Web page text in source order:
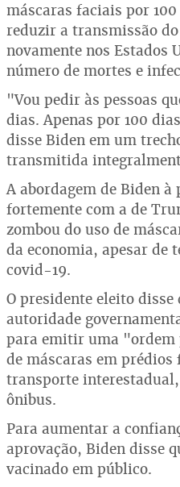
máscaras faciais por
reduzir a transmissão
novamente nos Estados
número de mortes e
"Vou pedir às pessoas
dias. Apenas por 100
disse Biden em um
transmitida
A abordagem de Biden
fortemente com a de
zombou do uso de
da economia, apesar de
covid-19.
O presidente eleito disse
autoridade
para emitir uma "ordem
de máscaras em prédios
transporte
ônibus.
Para aumentar a
aprovação, Biden disse
vacinado em público.